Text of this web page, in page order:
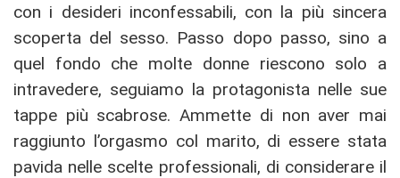
con i desideri inconfessabili, con la più sincera
scoperta del sesso. Passo dopo passo, sino a
quel fondo che molte donne riescono solo a
intravedere, seguiamo la protagonista nelle sue
tappe più scabrose. Ammette di non aver mai
raggiunto l’orgasmo col marito, di essere stata
pavida nelle scelte professionali, di considerare il